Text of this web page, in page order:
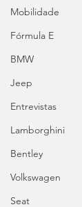
Mobilidade
Fórmula E
BMW
Jeep
Entrevistas
Lamborghini
Bentley
Volkswagen
Seat